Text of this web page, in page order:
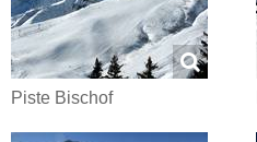
Piste Bischof